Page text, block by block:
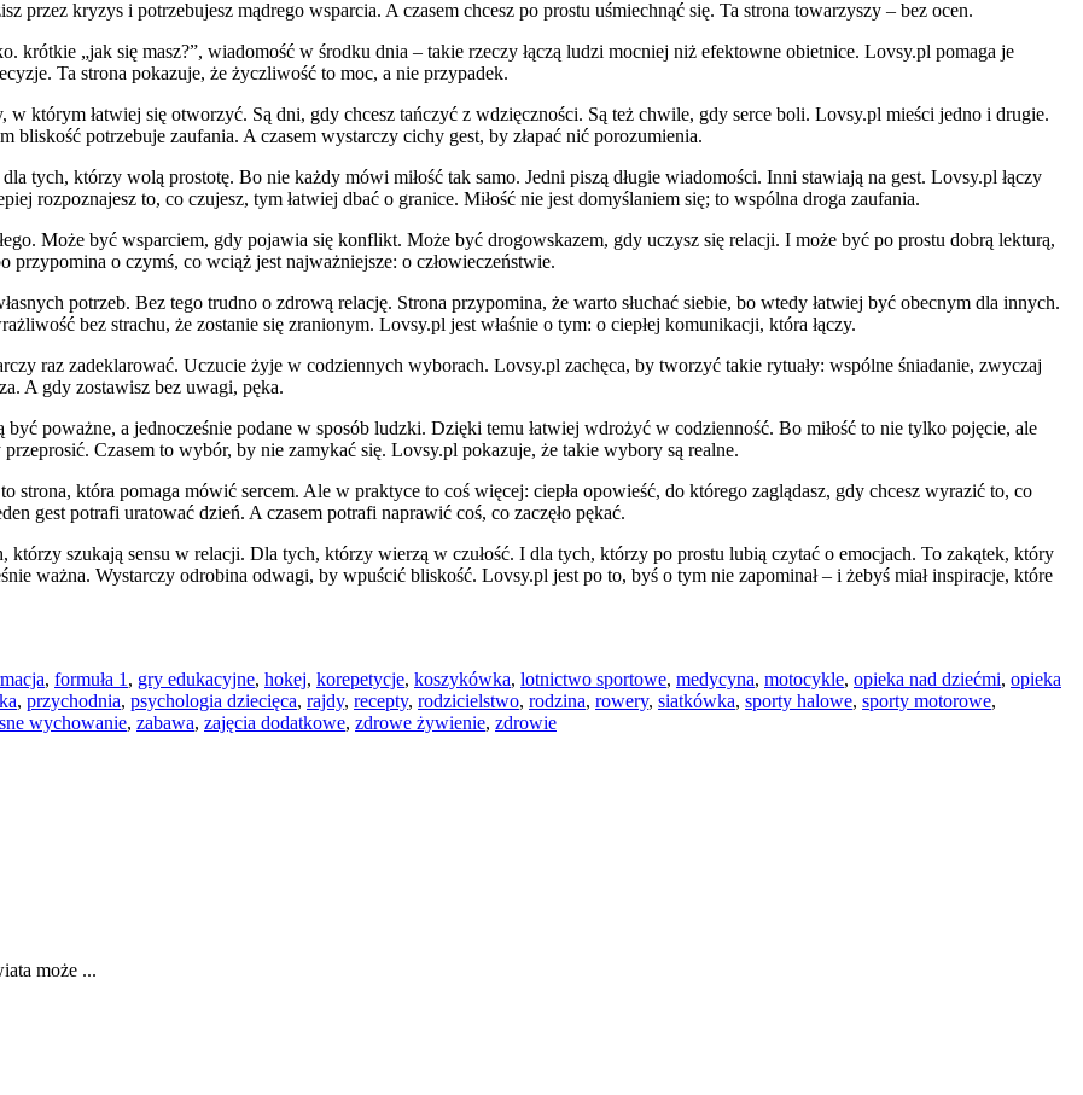
przez kryzys i potrzebujesz mądrego wsparcia. A czasem chcesz po prostu uśmiechnąć się. Ta strona towarzyszy – bez ocen.
krótkie „jak się masz?”, wiadomość w środku dnia – takie rzeczy łączą ludzi mocniej niż efektowne obietnice. Lovsy.pl pomaga je
Ta strona pokazuje, że życzliwość to moc, a nie przypadek.
którym łatwiej się otworzyć. Są dni, gdy chcesz tańczyć z wdzięczności. Są też chwile, gdy serce boli. Lovsy.pl mieści jedno i drugie.
bliskość potrzebuje zaufania. A czasem wystarczy cichy gest, by złapać nić porozumienia.
tych, którzy wolą prostotę. Bo nie każdy mówi miłość tak samo. Jedni piszą długie wiadomości. Inni stawiają na gest. Lovsy.pl łączy
rozpoznajesz to, co czujesz, tym łatwiej dbać o granice. Miłość nie jest domyślaniem się; to wspólna droga zaufania.
Może być wsparciem, gdy pojawia się konflikt. Może być drogowskazem, gdy uczysz się relacji. I może być po prostu dobrą lekturą,
o czymś, co wciąż jest najważniejsze: o człowieczeństwie.
potrzeb. Bez tego trudno o zdrową relację. Strona przypomina, że warto słuchać siebie, bo wtedy łatwiej być obecnym dla innych.
bez strachu, że zostanie się zranionym. Lovsy.pl jest właśnie o tym: o ciepłej komunikacji, która łączy.
raz zadeklarować. Uczucie żyje w codziennych wyborach. Lovsy.pl zachęca, by tworzyć takie rytuały: wspólne śniadanie, zwyczaj
A gdy zostawisz bez uwagi, pęka.
poważne, a jednocześnie podane w sposób ludzki. Dzięki temu łatwiej wdrożyć w codzienność. Bo miłość to nie tylko pojęcie, ale
Czasem to wybór, by nie zamykać się. Lovsy.pl pokazuje, że takie wybory są realne.
strona, która pomaga mówić sercem. Ale w praktyce to coś więcej: ciepła opowieść, do którego zaglądasz, gdy chcesz wyrazić to, co
gest potrafi uratować dzień. A czasem potrafi naprawić coś, co zaczęło pękać.
szukają sensu w relacji. Dla tych, którzy wierzą w czułość. I dla tych, którzy po prostu lubią czytać o emocjach. To zakątek, który
ważna. Wystarczy odrobina odwagi, by wpuścić bliskość. Lovsy.pl jest po to, byś o tym nie zapominał – i żebyś miał inspiracje, które
, formuła 1 , gry edukacyjne, hokej, korepetycje, koszykówka, lotnictwo sportowe, medycyna, motocykle, opieka nad dziećmi, opieka
, przychodnia, psychologia dziecięca, rajdy, recepty, rodzicielstwo, rodzina, rowery, siatkówka, sporty halowe, sporty motorowe,
wychowanie, zabawa, zajęcia dodatkowe, zdrowe żywienie, zdrowie
może ...